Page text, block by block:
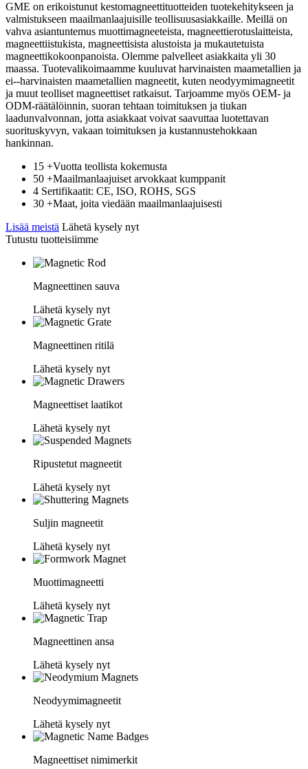
GME on erikoistunut kestomagneettituotteiden tuotekehitykseen ja
valmistukseen maailmanlaajuisille teollisuusasiakkaille. Meillä on
vahva asiantuntemus muottimagneeteista, magneettierotuslaitteista,
magneettiistukista, magneettisista alustoista ja mukautetuista
magneettikokoonpanoista. Olemme palvelleet asiakkaita yli 30
maassa. Tuotevalikoimaamme kuuluvat harvinaisten maametallien ja
ei--harvinaisten maametallien magneetit, kuten neodyymimagneetit
ja muut teolliset magneettiset ratkaisut. Tarjoamme myös OEM- ja
ODM-räätälöinnin, suoran tehtaan toimituksen ja tiukan
laadunvalvonnan, jotta asiakkaat voivat saavuttaa luotettavan
suorituskyvyn, vakaan toimituksen ja kustannustehokkaan
hankinnan.
15 +Vuotta teollista kokemusta
50 +Maailmanlaajuiset arvokkaat kumppanit
4 Sertifikaatit: CE, ISO, ROHS, SGS
30 +Maat, joita viedään maailmanlaajuisesti
Lisää meistä Lähetä kysely nyt
Tutustu tuotteisiimme
Magneettinen sauva
Lähetä kysely nyt
Magneettinen ritilä
Lähetä kysely nyt
Magneettiset laatikot
Lähetä kysely nyt
Ripustetut magneetit
Lähetä kysely nyt
Suljin magneetit
Lähetä kysely nyt
Muottimagneetti
Lähetä kysely nyt
Magneettinen ansa
Lähetä kysely nyt
Neodyymimagneetit
Lähetä kysely nyt
Magneettiset nimimerkit